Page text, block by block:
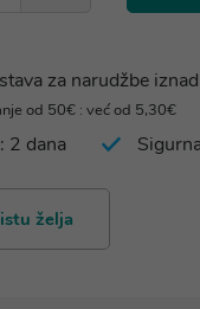
za narudžbe
od 50€ : već od 5,30€
2 dana
želja